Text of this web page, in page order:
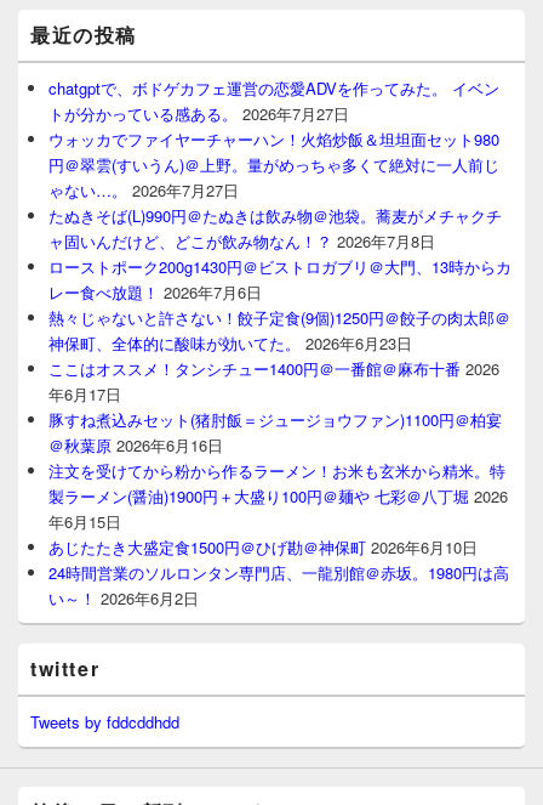
最近の投稿
chatgptで、ボドゲカフェ運営の恋愛ADVを作ってみた。 イベン
トが分かっている感ある。
2026年7月27日
ウォッカでファイヤーチャーハン！火焰炒飯＆坦坦面セット980
円＠翠雲(すいうん)＠上野。量がめっちゃ多くて絶対に一人前じ
ゃない…。
2026年7月27日
たぬきそば(L)990円＠たぬきは飲み物＠池袋。蕎麦がメチャクチ
ャ固いんだけど、どこが飲み物なん！？ 2026年7月8日
ローストポーク200g1430円＠ビストロガブリ＠大門、13時からカ
レー食べ放題！ 2026年7月6日
熱々じゃないと許さない！餃子定食(9個)1250円＠餃子の肉太郎＠
神保町、全体的に酸味が効いてた。
2026年6月23日
ここはオススメ！タンシチュー1400円＠一番館＠麻布十番 2026
年6月17日
豚すね煮込みセット(猪肘飯＝ジュージョウファン)1100円＠柏宴
＠秋葉原 2026年6月16日
注文を受けてから粉から作るラーメン！お米も玄米から精米。特
製ラーメン(醤油)1900円＋大盛り100円＠麺や 七彩＠八丁堀 2026
年6月15日
あじたたき大盛定食1500円＠ひげ勘＠神保町 2026年6月10日
24時間営業のソルロンタン専門店、一龍別館＠赤坂。1980円は高
い～！ 2026年6月2日
twitter
Tweets by fddcddhdd